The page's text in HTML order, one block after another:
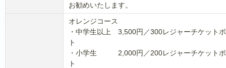
お勧めいたします。
オレンジコース
・中学生以上 3,500円／300レジャーチケット
ト
・小学生 2,000円／200レジャーチケットポ
ト